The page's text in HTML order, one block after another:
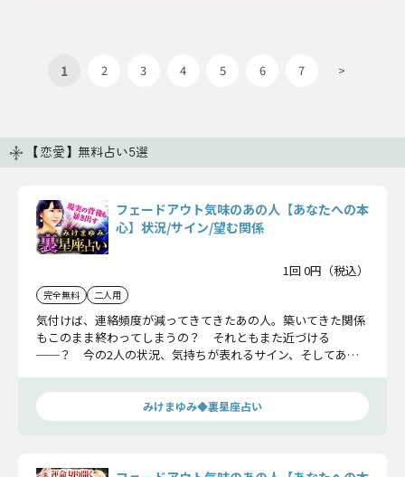
1 2 3 4 5 6 7 >
【恋愛】無料占い5選
フェードアウト気味のあの人【あなたへの本
心】状況/サイン/望む関係
1回 0円（税込）
完全無料 二人用
気付けば、連絡頻度が減ってきてきたあの人。築いてきた関係
もこのまま終わってしまうの？ それともまた近づける
──？ 今の2人の状況、気持ちが表れるサイン、そしてあの
みけまゆみ◆裏星座占い